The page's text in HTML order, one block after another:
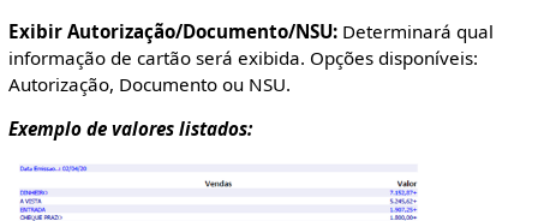
Exibir Autorização/Documento/NSU: Determinará qual
informação de cartão será exibida. Opções disponíveis:
Autorização, Documento ou NSU.
Exemplo de valores listados: